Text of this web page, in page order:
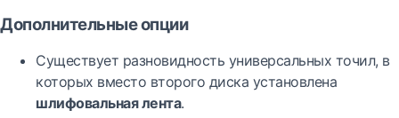
Дополнительные опции
Существует разновидность универсальных точил, в
которых вместо второго диска установлена
шлифовальная лента.